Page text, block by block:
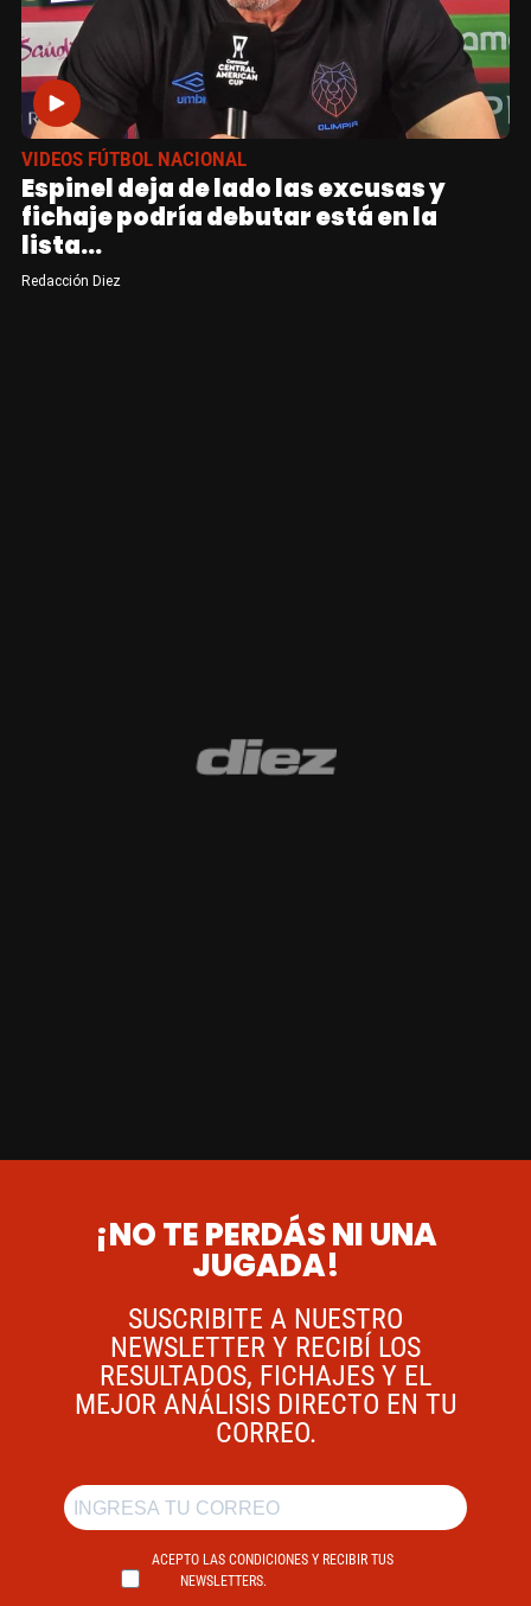
VIDEOS FÚTBOL NACIONAL
Espinel deja de lado las excusas y
fichaje podría debutar está en la
lista...
Redacción Diez
¡NO TE PERDÁS NI UNA
JUGADA!
SUSCRIBITE A NUESTRO
NEWSLETTER Y RECIBÍ LOS
RESULTADOS, FICHAJES Y EL
MEJOR ANÁLISIS DIRECTO EN TU
CORREO.
ACEPTO LAS CONDICIONES Y RECIBIR TUS
NEWSLETTERS.